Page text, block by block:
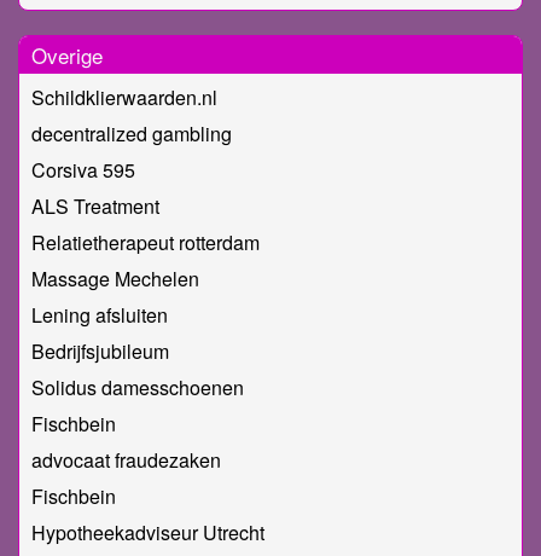
Overige
Schildklierwaarden.nl
decentralized gambling
Corsiva 595
ALS Treatment
Relatietherapeut rotterdam
Massage Mechelen
Lening afsluiten
Bedrijfsjubileum
Solidus damesschoenen
Fischbein
advocaat fraudezaken
Fischbein
Hypotheekadviseur Utrecht